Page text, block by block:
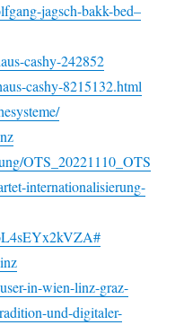
jagsch-bakk-bed–
cashy-242852
cashy-8215132.html
OTS_20221110_OTS
internationalisierung-
in-wien-linz-graz-
und-digitaler-